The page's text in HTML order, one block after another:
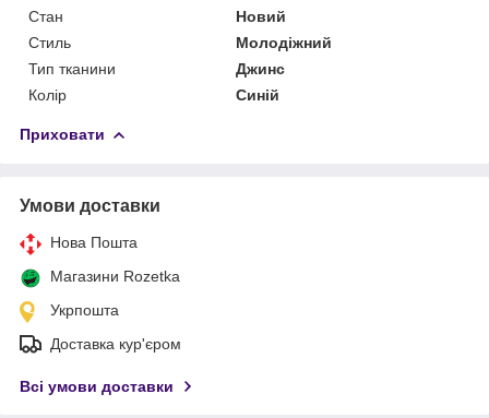
Стан
Новий
Стиль
Молодіжний
Тип тканини
Джинс
Колір
Синій
Приховати
Умови доставки
Нова Пошта
Магазини Rozetka
Укрпошта
Доставка кур'єром
Всі умови доставки